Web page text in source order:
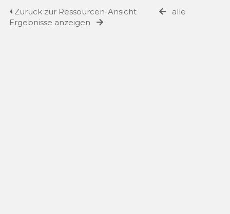
Zurück zur Ressourcen-Ansicht
alle
Ergebnisse anzeigen